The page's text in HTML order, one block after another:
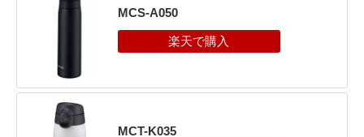
MCS-A050
MCT-K035